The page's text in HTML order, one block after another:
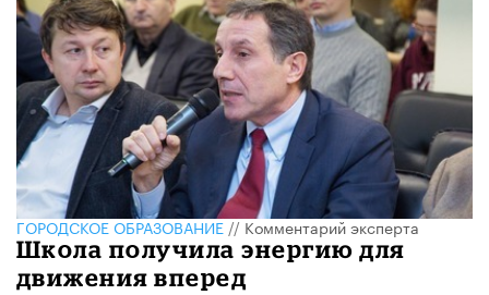
ГОРОДСКОЕ ОБРАЗОВАНИЕ//Комментарий эксперта
Школа получила энергию для
движения вперед